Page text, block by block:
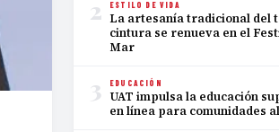
2 ESTILO DE VIDA
La artesanía tradicional del
cintura se renueva en el
Mar
3 EDUCACIÓN
UAT impulsa la educación
en línea para comunidades